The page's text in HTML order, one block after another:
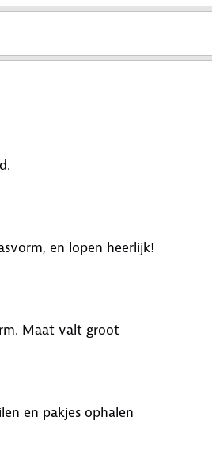
en lopen heerlijk!
Maat valt groot
omruilen en pakjes ophalen